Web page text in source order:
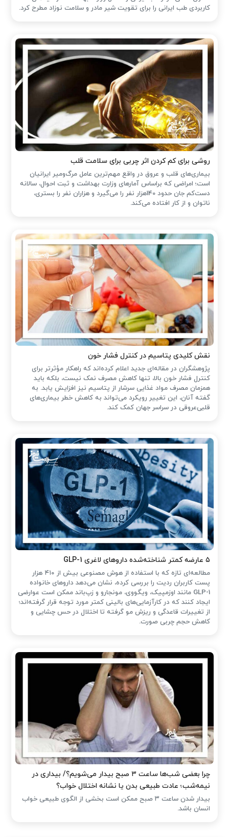
کاربردی طب ایرانی را برای تقویت شیر مادر و سلامت نوزاد مطرح کرد.
روشی برای کم کردن اثر چربی برای سلامت قلب
بیماری‌های قلب و عروق در واقع مهم‌ترین عامل مرگ‌ومیر ایرانیان
است؛ امراضی که براساس آمارهای وزارت بهداشت و ثبت احوال، سالانه
دست‌کم جان حدود 140هزار نفر را می‌گیرد و هزاران نفر را بستری،
ناتوان و از کار افتاده می‌کند.
نقش کلیدی پتاسیم در کنترل فشار خون
پژوهشگران در مقاله‌ای جدید اعلام کرده‌اند که راهکار مؤثرتر برای
کنترل فشار خون بالا، تنها کاهش مصرف نمک نیست، بلکه باید
همزمان مصرف مواد غذایی سرشار از پتاسیم نیز افزایش یابد. به
گفته آنان، این تغییر رویکرد می‌تواند به کاهش خطر بیماری‌های
قلبی‌عروقی در سراسر جهان کمک کند.
۵ عارضه کمتر شناخته‌شده داروهای لاغری GLP-1
مطالعه‌ای تازه که با استفاده از هوش مصنوعی بیش از ۴۱۰ هزار
پست کاربران ردیت را بررسی کرده، نشان می‌دهد داروهای خانواده
GLP-1 مانند اوزمپیک، ویگووی، مونجارو و زپ‌باند ممکن است عوارضی
ایجاد کنند که در کارآزمایی‌های بالینی کمتر مورد توجه قرار گرفته‌اند؛
از تغییرات قاعدگی و ریزش مو گرفته تا اختلال در حس چشایی و
کاهش حجم چربی صورت.
چرا بعضی شب‌ها ساعت ۳ صبح بیدار می‌شویم؟/ بیداری در
نیمه‌شب؛ عادت طبیعی بدن یا نشانه اختلال خواب؟
بیدار شدن ساعت ۳ صبح ممکن است بخشی از الگوی طبیعی خواب
انسان باشد.